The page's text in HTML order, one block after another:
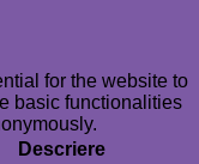
for the website to
basic functionalities
Descriere